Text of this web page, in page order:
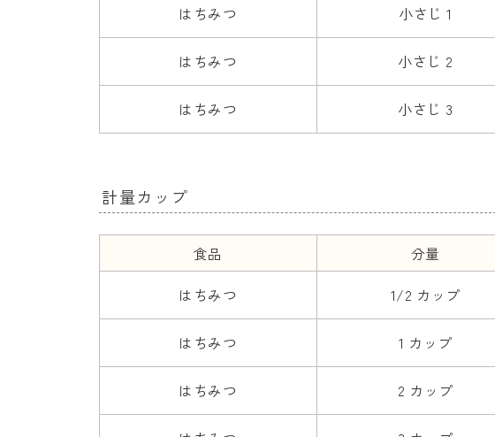
はちみつ 小さじ 1
はちみつ 小さじ 2
はちみつ 小さじ 3
計量カップ
食品 分量
はちみつ 1/2 カップ
はちみつ 1 カップ
はちみつ 2 カップ